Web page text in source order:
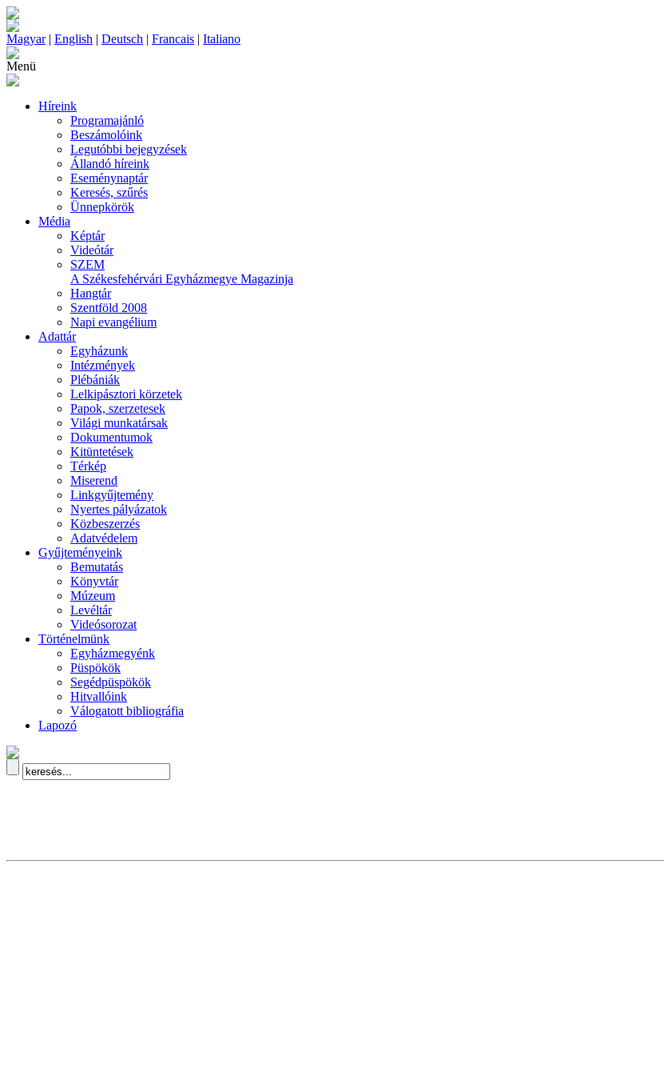
Magyar| English | Deutsch | Francais | Italiano
Menü
Híreink
Programajánló
Beszámolóink
Legutóbbi bejegyzések
Állandó híreink
Eseménynaptár
Keresés, szűrés
Ünnepkörök
Média
Képtár
Videótár
SZEM
A Székesfehérvári Egyházmegye Magazinja
Hangtár
Szentföld 2008
Napi evangélium
Adattár
Egyházunk
Intézmények
Plébániák
Lelkipásztori körzetek
Papok, szerzetesek
Világi munkatársak
Dokumentumok
Kitüntetések
Térkép
Miserend
Linkgyűjtemény
Nyertes pályázatok
Közbeszerzés
Adatvédelem
Gyűjteményeink
Bemutatás
Könyvtár
Múzeum
Levéltár
Videósorozat
Történelmünk
Egyházmegyénk
Püspökök
Segédpüspökök
Hitvallóink
Válogatott bibliográfia
Lapozó